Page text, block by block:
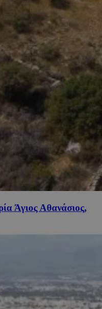
Άγιος Αθανάσιος,